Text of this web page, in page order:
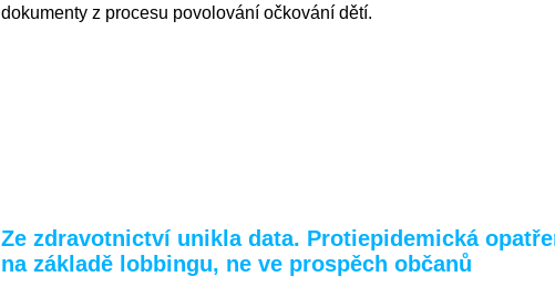
dokumenty z procesu povolování očkování dětí.
Ze zdravotnictví unikla data. Protiepidemická
na základě lobbingu, ne ve prospěch občanů